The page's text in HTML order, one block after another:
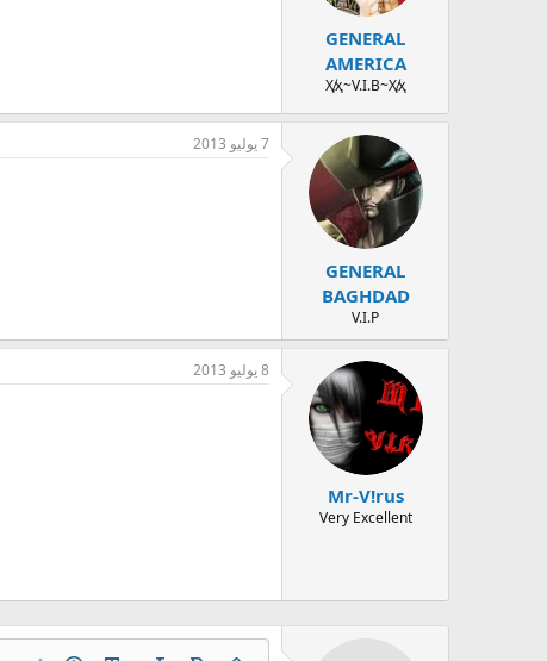
GENERAL
AMERICA
Ҳ̸ҳ~V.I.B~Ҳ̸ҳ
GENERAL
BAGHDAD
V.I.P
7 يوليو 2013
Mr-V!rus
Very Excellent
8 يوليو 2013